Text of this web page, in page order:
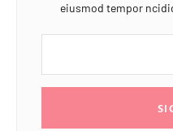
eiusmod tempor